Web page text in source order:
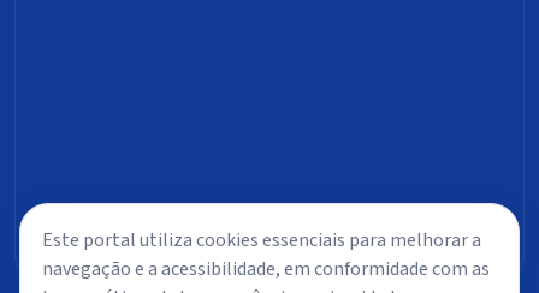
Este portal utiliza cookies essenciais para melhorar a
navegação e a acessibilidade, em conformidade com as